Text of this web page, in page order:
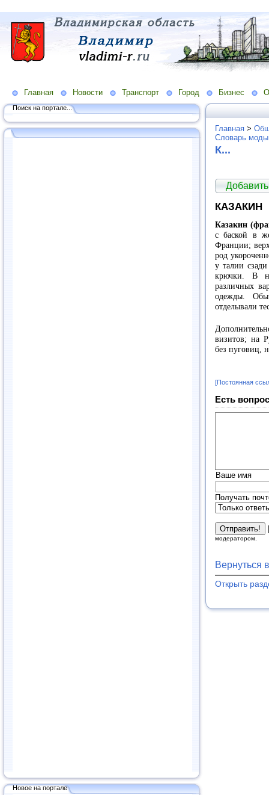
Главная Новости Транспорт Город Бизнес
Поиск на портале...
Новое на портале
Главная >
Словарь
К...
КАЗАКИН
Казакин
с баской в
Франции;
род
у талии
крючки. В
различных
одежды.
отделывали
визитов; на
без пуговиц,
[Постоянная
Есть
Ваше имя
Получать
модератором.
Вернуться
Открыть